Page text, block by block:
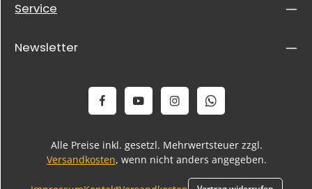
Service
Newsletter
Alle Preise inkl. gesetzl. Mehrwertsteuer zzgl.
Versandkosten, wenn nicht anders angegeben.